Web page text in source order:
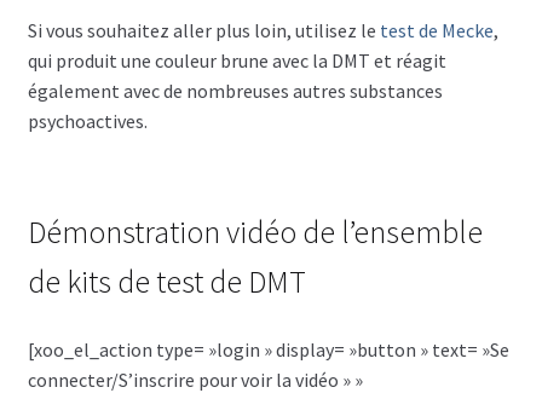
Si vous souhaitez aller plus loin, utilisez le test de Mecke,
qui produit une couleur brune avec la DMT et réagit
également avec de nombreuses autres substances
psychoactives.
Démonstration vidéo de l’ensemble
de kits de test de DMT
[xoo_el_action type= »login » display= »button » text= »Se
connecter/S’inscrire pour voir la vidéo » »